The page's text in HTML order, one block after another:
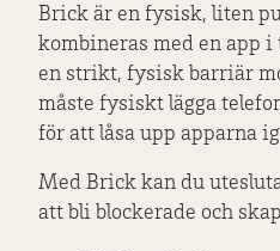
Brick är en fysisk, liten
kombineras med en app
en strikt, fysisk barriär
måste fysiskt lägga
för att låsa upp apparna
Med Brick kan du
att bli blockerade och